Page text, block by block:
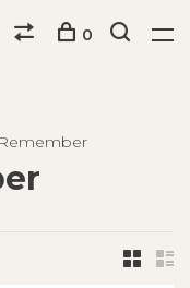
0
Remember